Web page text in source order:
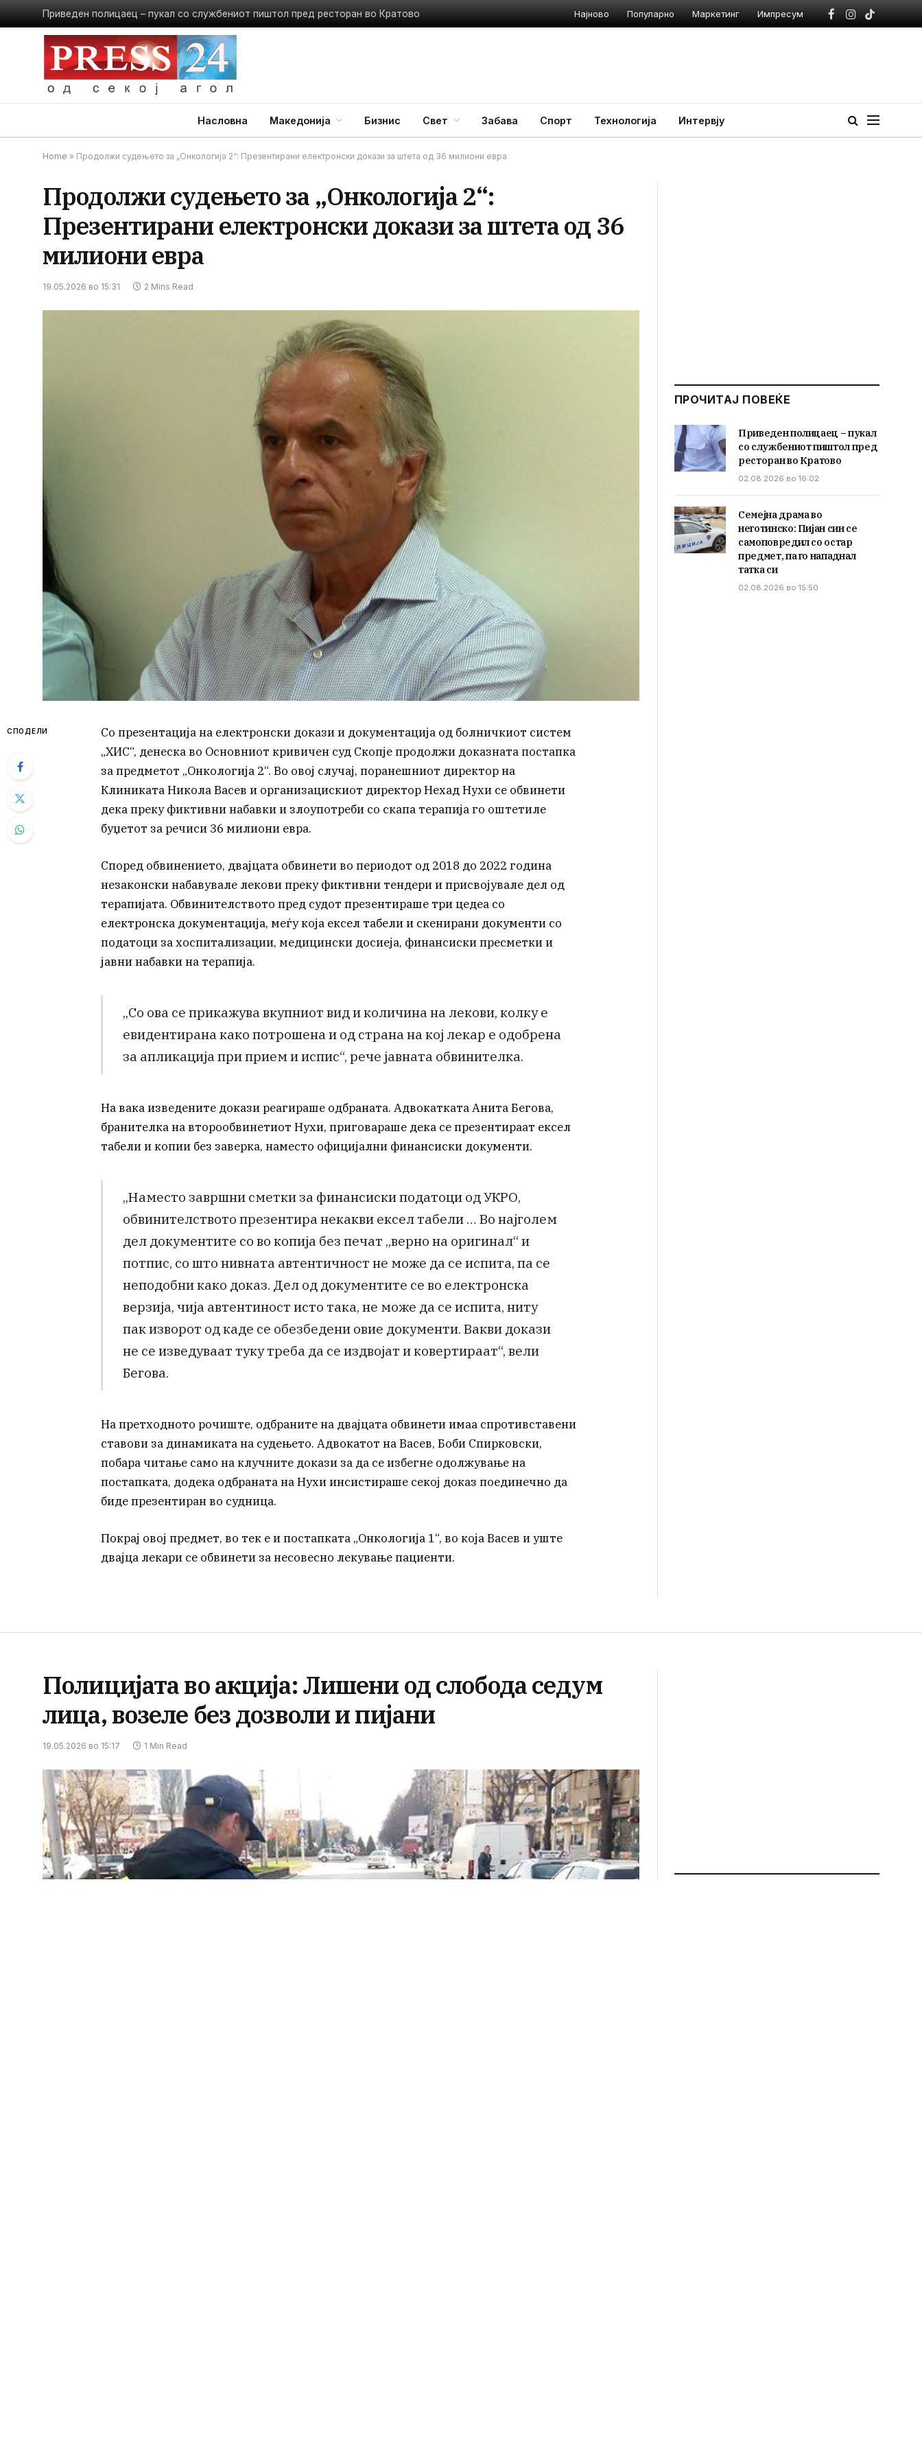
Приведен полицаец – пукал со службениот пиштол пред ресторан во Кратово Најново Популарно Маркетинг Импресум
Facebook
Instagram
TikTok
Насловна Македонија Бизнис Свет Забава Спорт Технологија Интервју
Home » Продолжи судењето за „Онкологија 2“: Презентирани електронски докази за штета од 36 милиони евра
Продолжи судењето за „Онкологија 2“:
Презентирани електронски докази за штета од 36
милиони евра
19.05.2026 во 15:31 2 Mins Read
СПОДЕЛИ
Со презентација на електронски докази и документација од болничкиот систем
„ХИС“, денеска во Основниот кривичен суд Скопје продолжи доказната постапка
за предметот „Онкологија 2“. Во овој случај, поранешниот директор на
Клиниката Никола Васев и организацискиот директор Нехад Нухи се обвинети
дека преку фиктивни набавки и злоупотреби со скапа терапија го оштетиле
буџетот за речиси 36 милиони евра.
Според обвинението, двајцата обвинети во периодот од 2018 до 2022 година
незаконски набавувале лекови преку фиктивни тендери и присвојувале дел од
терапијата. Обвинителството пред судот презентираше три цедеа со
електронска документација, меѓу која ексел табели и скенирани документи со
податоци за хоспитализации, медицински досиеја, финансиски пресметки и
јавни набавки на терапија.
„Со ова се прикажува вкупниот вид и количина на лекови, колку е
евидентирана како потрошена и од страна на кој лекар е одобрена
за апликација при прием и испис“, рече јавната обвинителка.
На вака изведените докази реагираше одбраната. Адвокатката Анита Бегова,
бранителка на второобвинетиот Нухи, приговараше дека се презентираат ексел
табели и копии без заверка, наместо официјални финансиски документи.
„Наместо завршни сметки за финансиски податоци од УКРО,
обвинителството презентира некакви ексел табели … Во најголем
дел документите со во копија без печат „верно на оригинал“ и
потпис, со што нивната автентичност не може да се испита, па се
неподобни како доказ. Дел од документите се во електронска
верзија, чија автентиност исто така, не може да се испита, ниту
пак изворот од каде се обезбедени овие документи. Вакви докази
не се изведуваат туку треба да се издвојат и ковертираат“, вели
Бегова.
На претходното рочиште, одбраните на двајцата обвинети имаа спротивставени
ставови за динамиката на судењето. Адвокатот на Васев, Боби Спирковски,
побара читање само на клучните докази за да се избегне одолжување на
постапката, додека одбраната на Нухи инсистираше секој доказ поединечно да
биде презентиран во судница.
Покрај овој предмет, во тек е и постапката „Онкологија 1“, во која Васев и уште
двајца лекари се обвинети за несовесно лекување пациенти.
ПРОЧИТАЈ ПОВЕЌЕ
Приведен полицаец – пукал
со службениот пиштол пред
ресторан во Кратово
02.08.2026 во 16:02
Семејна драма во
неготинско: Пијан син се
самоповредил со остар
предмет, па го нападнал
татка си
02.08.2026 во 15:50
Полицијата во акција: Лишени од слобода седум
лица, возеле без дозволи и пијани
19.05.2026 во 15:17 1 Min Read